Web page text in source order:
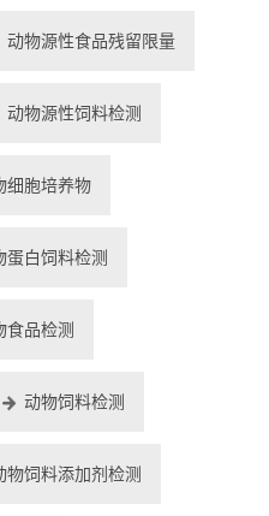
动物源性食品残留限量
动物源性饲料检测
细胞培养物
蛋白饲料检测
食品检测
动物饲料检测
物饲料添加剂检测